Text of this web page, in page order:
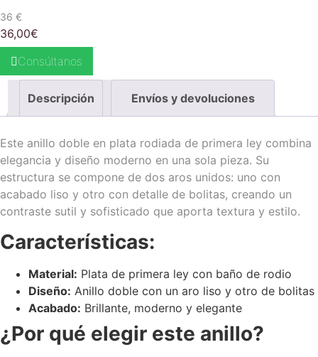
36 €
36,00€
Consúltanos
Descripción Envíos y devoluciones
Este anillo doble en plata rodiada de primera ley combina
elegancia y diseño moderno en una sola pieza. Su
estructura se compone de dos aros unidos: uno con
acabado liso y otro con detalle de bolitas, creando un
contraste sutil y sofisticado que aporta textura y estilo.
Características:
Material: Plata de primera ley con baño de rodio
Diseño: Anillo doble con un aro liso y otro de bolitas
Acabado: Brillante, moderno y elegante
¿Por qué elegir este anillo?